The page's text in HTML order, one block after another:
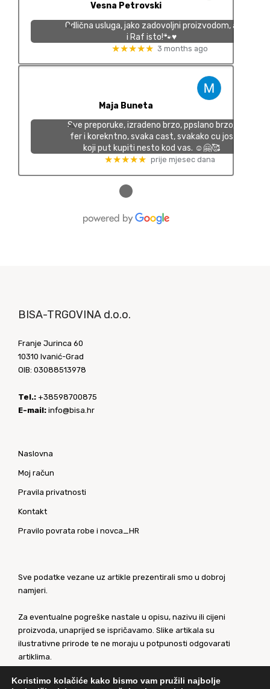
Vesna Petrovski
Odlična usluga, jako zadovoljni proizvodom, a
i Raf isto!🐾♥️
★★★★★ 3 months ago
Maja Buneta
Sve preporuke, izradeno brzo, ppslano brzo,
fer i korekntno, svaka cast, svakako cu jos
koji put kupiti nesto kod vas. ☺️🤗🥰
★★★★★ prije mjesec dana
●
BISA-TRGOVINA d.o.o.
Franje Jurinca 60
10310 Ivanić-Grad
OIB: 03088513978
Tel.: +38598700875
E-mail: info@bisa.hr
Naslovna
Moj račun
Pravila privatnosti
Kontakt
Pravilo povrata robe i novca_HR
Sve podatke vezane uz artikle prezentirali smo u dobroj
namjeri.
Za eventualne pogreške nastale u opisu, nazivu ili cijeni
proizvoda, unaprijed se ispričavamo. Slike artikala su
ilustrativne prirode te ne moraju u potpunosti odgovarati
artiklima.
Za sve eventualne nejasnoće kontaktirajte nas putem
Koristimo kolačiće kako bismo vam pružili najbolje